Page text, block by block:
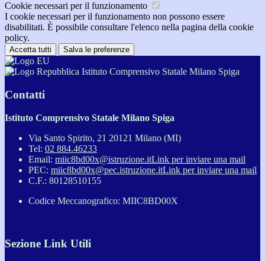
Cookie necessari per il funzionamento
I cookie necessari per il funzionamento non possono essere
disabilitati. È possibile consultare l'elenco nella pagina della cookie
policy.
Accetta tutti Salva le preferenze
Istituto Comprensivo Statale Milano Spiga
Contatti
Istituto Comprensivo Statale Milano Spiga
Via Santo Spirito, 21 20121 Milano (MI)
Tel: 02 884.46233
Email: miic8bd00x@istruzione.itLink per inviare una mail
PEC: miic8bd00x@pec.istruzione.itLink per inviare una mail
C.F.: 80128510155
Codice Meccanografico: MIIC8BD00X
Sezione Link Utili